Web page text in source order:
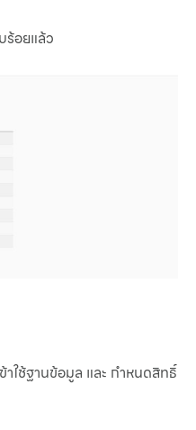
ร้อยแล้ว
ใช้ฐานข้อมูล และ กำหนดสิทธิ์